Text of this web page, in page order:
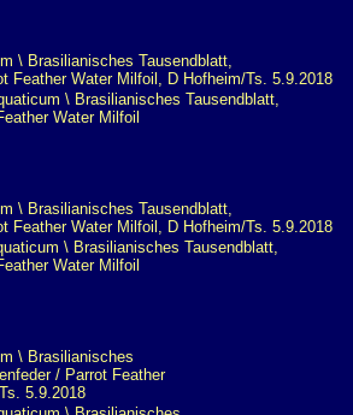
\ Brasilianisches Tausendblatt,
Water Milfoil
\ Brasilianisches Tausendblatt,
Water Milfoil